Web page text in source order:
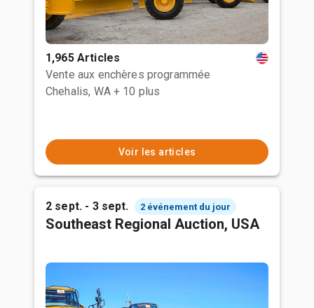
1,965 Articles
Vente aux enchères programmée
Chehalis, WA + 10 plus
Voir les articles
2 sept. - 3 sept. 2 événement du jour
Southeast Regional Auction, USA